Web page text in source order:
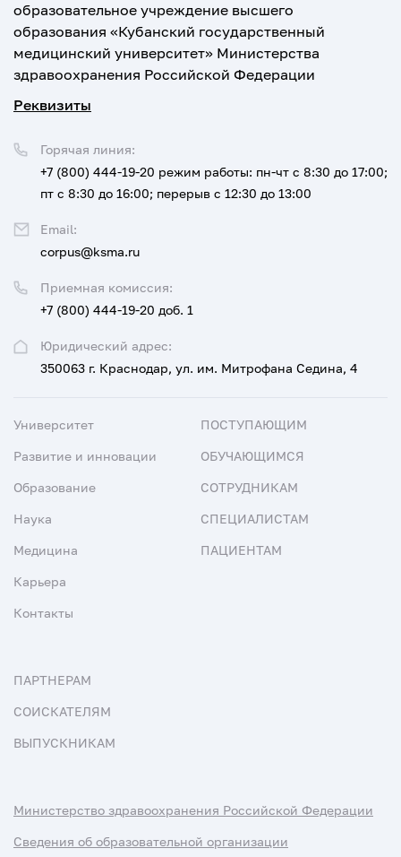
образовательное учреждение высшего
образования «Кубанский государственный
медицинский университет» Министерства
здравоохранения Российской Федерации
Реквизиты
Юридический адрес:
350063 г. Краснодар, ул. им. Митрофана Седина, 4
Приемная комиссия:
+7 (800) 444-19-20 доб. 1
Горячая линия:
+7 (800) 444-19-20 режим работы: пн-чт с 8:30 до 17:00;
пт с 8:30 до 16:00; перерыв с 12:30 до 13:00
Email:
corpus@ksma.ru
Университет
Развитие и инновации
Образование
Наука
Медицина
Карьера
Контакты
ПОСТУПАЮЩИМ
ОБУЧАЮЩИМСЯ
СОТРУДНИКАМ
СПЕЦИАЛИСТАМ
ПАЦИЕНТАМ
ПАРТНЕРАМ
СОИСКАТЕЛЯМ
ВЫПУСКНИКАМ
Министерство здравоохранения Российской Федерации
Сведения об образовательной организации